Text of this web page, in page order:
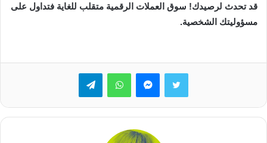
قد تحدث لرصيدك! سوق العملات الرقمية متقلب للغاية فتداول على
مسؤوليتك الشخصية.
تويتر ماسنجرواتساب تيلقرام